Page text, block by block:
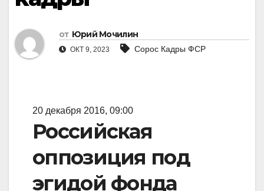
от Юрий Мочилин
ОКТ 9, 2023 Сорос Кадры ФСР
20 декабря 2016, 09:00
Российская
оппозиция под
эгидой фонда